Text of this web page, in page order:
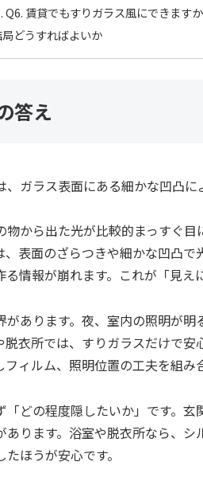
Q6. 賃貸でもすりガラス風にできます
どうすればよいか
答え
ガラス表面にある細かな凹凸に
から出た光が比較的まっすぐ
、表面のざらつきや細かな凹凸
情報が崩れます。これが「見え
があります。夜、室内の照明が
脱衣所では、すりガラスだけで
ィルム、照明位置の工夫を組み
どの程度隠したいか」です。
ります。浴室や脱衣所なら、
ほうが安心です。